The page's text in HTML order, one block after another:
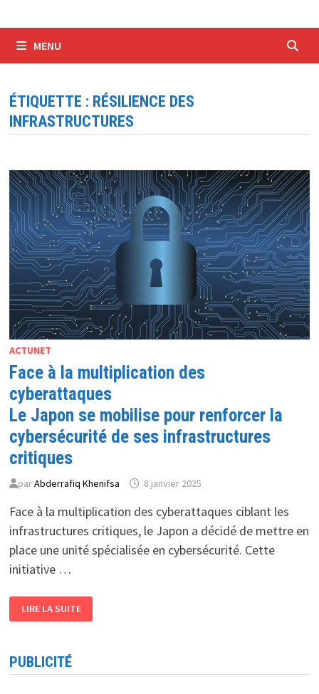
MENU
ÉTIQUETTE : RÉSILIENCE DES
INFRASTRUCTURES
ACTUNET
Face à la multiplication des
cyberattaques
Le Japon se mobilise pour renforcer la
cybersécurité de ses infrastructures
critiques
parAbderrafiq Khenifsa 8 janvier 2025
Face à la multiplication des cyberattaques ciblant les
infrastructures critiques, le Japon a décidé de mettre en
place une unité spécialisée en cybersécurité. Cette
initiative …
À
LA
CYBERATTAQUES
LE
JAPON
LIRE LA SUITE
PUBLICITÉ